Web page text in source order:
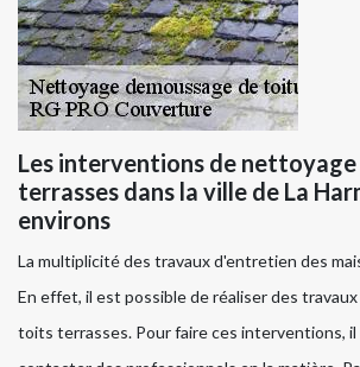
Les interventions de
terrasses dans la ville de La
environs
La multiplicité des travaux d'entretien des
En effet, il est possible de réaliser des
toits terrasses. Pour faire ces interventions,